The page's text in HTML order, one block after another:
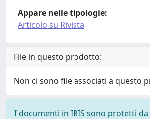
Appare nelle tipologie:
Articolo su Rivista
File in questo prodotto:
Non ci sono file associati a questo
I documenti in IRIS sono protetti